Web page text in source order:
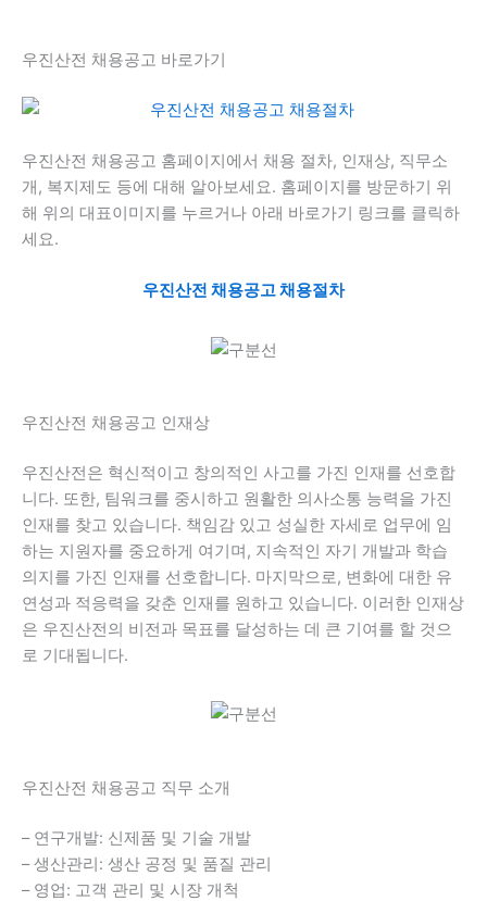
우진산전 채용공고 바로가기
우진산전 채용공고 홈페이지에서 채용 절차, 인재상, 직무소
개, 복지제도 등에 대해 알아보세요. 홈페이지를 방문하기 위
해 위의 대표이미지를 누르거나 아래 바로가기 링크를 클릭하
세요.
우진산전 채용공고 채용절차
우진산전 채용공고 인재상
우진산전은 혁신적이고 창의적인 사고를 가진 인재를 선호합
니다. 또한, 팀워크를 중시하고 원활한 의사소통 능력을 가진
인재를 찾고 있습니다. 책임감 있고 성실한 자세로 업무에 임
하는 지원자를 중요하게 여기며, 지속적인 자기 개발과 학습
의지를 가진 인재를 선호합니다. 마지막으로, 변화에 대한 유
연성과 적응력을 갖춘 인재를 원하고 있습니다. 이러한 인재상
은 우진산전의 비전과 목표를 달성하는 데 큰 기여를 할 것으
로 기대됩니다.
우진산전 채용공고 직무 소개
– 연구개발: 신제품 및 기술 개발
– 생산관리: 생산 공정 및 품질 관리
– 영업: 고객 관리 및 시장 개척